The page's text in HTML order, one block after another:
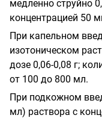
медленно струйно
концентрацией 50
При капельном
изотоническом
дозе 0,06-0,08 г;
от 100 до 800 мл.
При подкожном
мл) раствора с